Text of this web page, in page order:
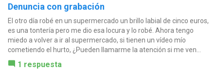
Denuncia con grabación
El otro día robé en un supermercado un brillo labial de cinco euros,
es una tontería pero me dio esa locura y lo robé. Ahora tengo
miedo a volver a ir al supermercado, si tienen un vídeo mío
cometiendo el hurto, ¿Pueden llamarme la atención si me ven...
1 respuesta